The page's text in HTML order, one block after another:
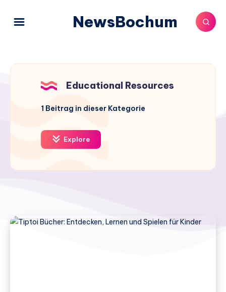
NewsBochum
Educational Resources
1 Beitrag in dieser Kategorie
Explore